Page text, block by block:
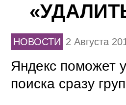
НОВОСТИ 2 Августа
Яндекс поможет
поиска сразу